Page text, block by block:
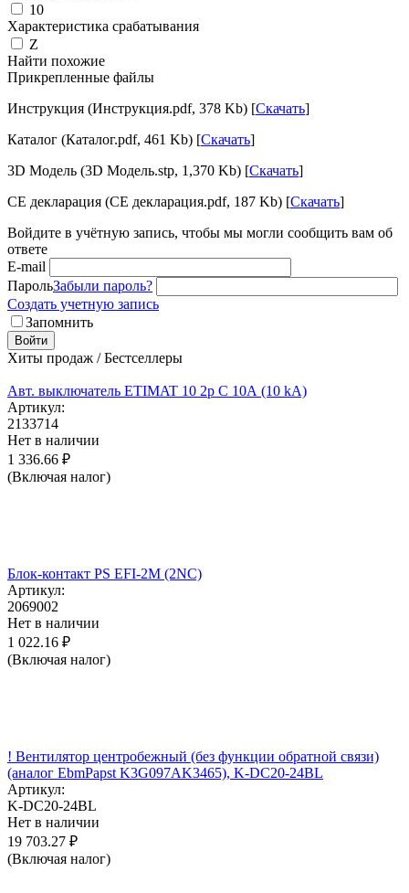
10
Характеристика срабатывания
Z
Найти похожие
Прикрепленные файлы
Инструкция (Инструкция.pdf, 378 Kb) [Скачать]
Каталог (Каталог.pdf, 461 Kb) [Скачать]
3D Модель (3D Модель.stp, 1,370 Kb) [Скачать]
CE декларация (CE декларация.pdf, 187 Kb) [Скачать]
Войдите в учётную запись, чтобы мы могли сообщить вам об
ответе
E-mail
ПарольЗабыли пароль?
Создать учетную запись
Запомнить
Войти
Хиты продаж / Бестселлеры
Авт. выключатель ETIMAT 10 2p C 10А (10 kA)
Артикул:
2133714
Нет в наличии
1 336.66 ₽
(Включая налог)
Блок-контакт PS EFI-2M (2NC)
Артикул:
2069002
Нет в наличии
1 022.16 ₽
(Включая налог)
! Вентилятор центробежный (без функции обратной связи)
(аналог EbmPapst K3G097AK3465), K-DC20-24BL
Артикул:
K-DC20-24BL
Нет в наличии
19 703.27 ₽
(Включая налог)